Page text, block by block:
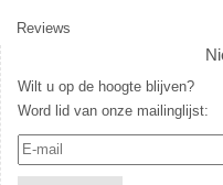
Reviews
Wilt u op de hoogte blijven?
Word lid van onze mailinglijst: